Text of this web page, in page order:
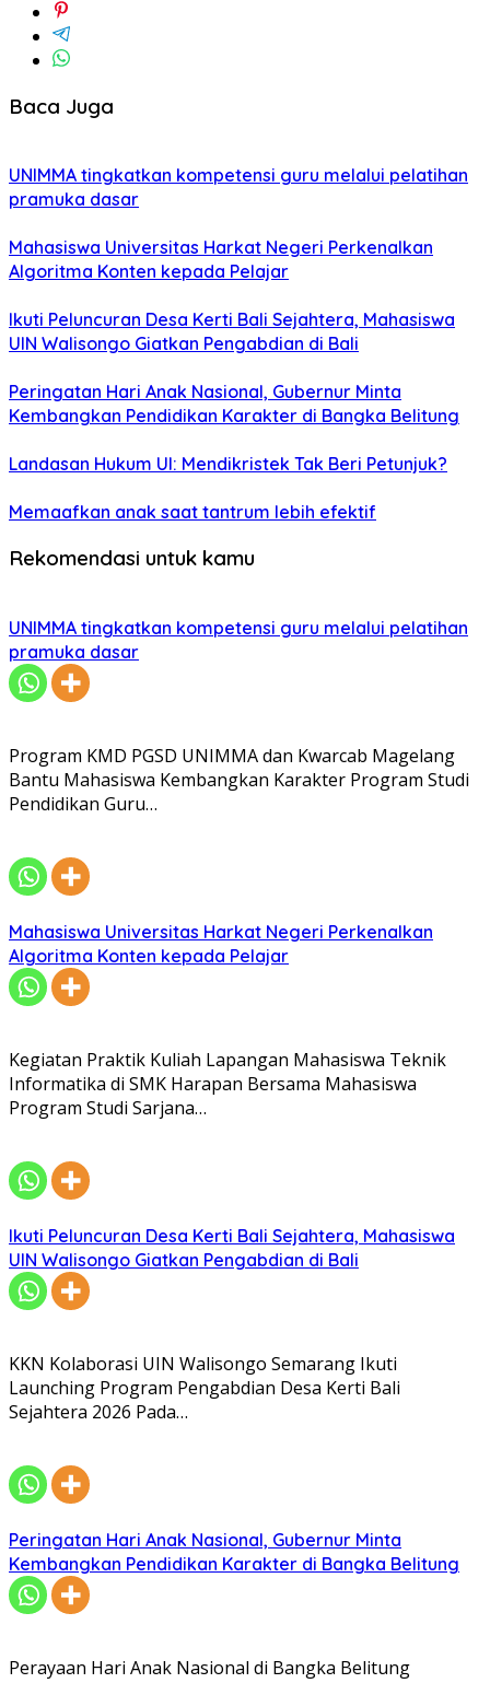
Baca Juga
UNIMMA tingkatkan kompetensi guru melalui pelatihan
pramuka dasar
Mahasiswa Universitas Harkat Negeri Perkenalkan
Algoritma Konten kepada Pelajar
Ikuti Peluncuran Desa Kerti Bali Sejahtera, Mahasiswa
UIN Walisongo Giatkan Pengabdian di Bali
Peringatan Hari Anak Nasional, Gubernur Minta
Kembangkan Pendidikan Karakter di Bangka Belitung
Landasan Hukum UI: Mendikristek Tak Beri Petunjuk?
Memaafkan anak saat tantrum lebih efektif
Rekomendasi untuk kamu
UNIMMA tingkatkan kompetensi guru melalui pelatihan
pramuka dasar
Program KMD PGSD UNIMMA dan Kwarcab Magelang
Bantu Mahasiswa Kembangkan Karakter Program Studi
Pendidikan Guru…
Mahasiswa Universitas Harkat Negeri Perkenalkan
Algoritma Konten kepada Pelajar
Kegiatan Praktik Kuliah Lapangan Mahasiswa Teknik
Informatika di SMK Harapan Bersama Mahasiswa
Program Studi Sarjana…
Ikuti Peluncuran Desa Kerti Bali Sejahtera, Mahasiswa
UIN Walisongo Giatkan Pengabdian di Bali
KKN Kolaborasi UIN Walisongo Semarang Ikuti
Launching Program Pengabdian Desa Kerti Bali
Sejahtera 2026 Pada…
Peringatan Hari Anak Nasional, Gubernur Minta
Kembangkan Pendidikan Karakter di Bangka Belitung
Perayaan Hari Anak Nasional di Bangka Belitung